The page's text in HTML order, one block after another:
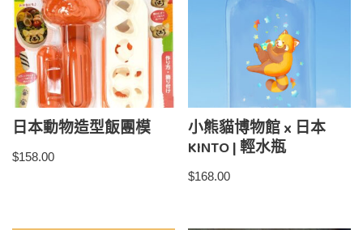
日本動物造型飯團模
$158.00
小熊貓博物館 x 日本
KINTO | 輕水瓶
$168.00